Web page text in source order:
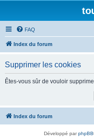
FAQ
Index du forum
Supprimer les cookies
Êtes-vous sûr de vouloir
Index du forum
Développé parphpBB